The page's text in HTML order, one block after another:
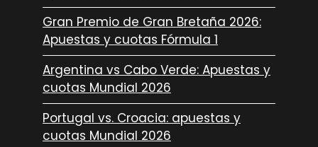
Gran Premio de Gran Bretaña 2026:
Apuestas y cuotas Fórmula 1
Argentina vs Cabo Verde: Apuestas y
cuotas Mundial 2026
Portugal vs. Croacia: apuestas y
cuotas Mundial 2026